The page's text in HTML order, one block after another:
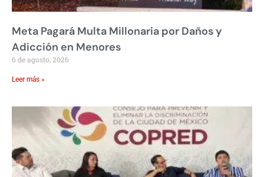
Meta Pagará Multa Millonaria por Daños y
Adicción en Menores
6 de agosto, 2026
Leer más »